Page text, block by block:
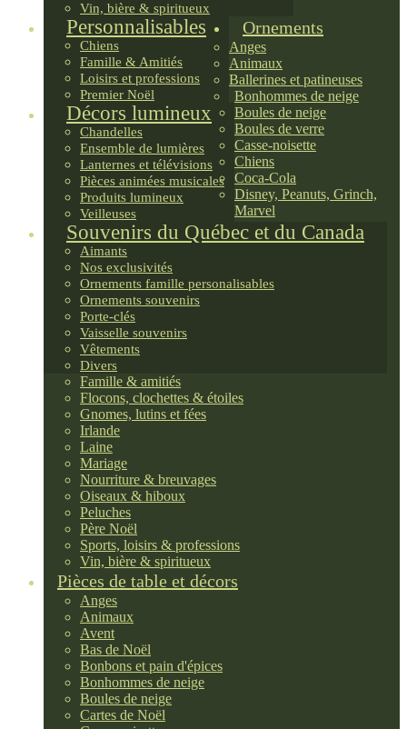
Vin, bière & spiritueux
Personnalisables
Chiens
Famille & Amitiés
Loisirs et professions
Premier Noël
Décors lumineux
Chandelles
Ensemble de lumières
Lanternes et télévisions
Pièces animées musicales
Produits lumineux
Veilleuses
Souvenirs du Québec et du Canada
Aimants
Nos exclusivités
Ornements famille personalisables
Ornements souvenirs
Porte-clés
Vaisselle souvenirs
Vêtements
Divers
Ornements
Anges
Animaux
Ballerines et patineuses
Bonhommes de neige
Boules de neige
Boules de verre
Casse-noisette
Chiens
Coca-Cola
Disney, Peanuts, Grinch,
Marvel
Famille & amitiés
Flocons, clochettes & étoiles
Gnomes, lutins et fées
Irlande
Laine
Mariage
Nourriture & breuvages
Oiseaux & hiboux
Peluches
Père Noël
Sports, loisirs & professions
Vin, bière & spiritueux
Pièces de table et décors
Anges
Animaux
Avent
Bas de Noël
Bonbons et pain d'épices
Bonhommes de neige
Boules de neige
Cartes de Noël